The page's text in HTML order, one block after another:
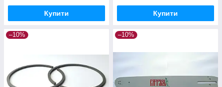
Купити Купити
–10% –10%